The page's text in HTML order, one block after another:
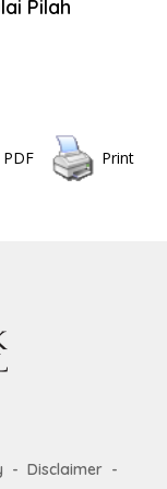
Pilah
Print
Disclaimer